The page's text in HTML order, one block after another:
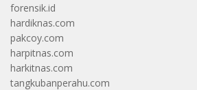
forensik.id
hardiknas.com
pakcoy.com
harpitnas.com
harkitnas.com
tangkubanperahu.com